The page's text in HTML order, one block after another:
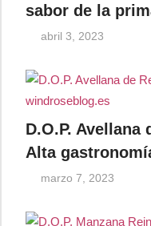
sabor de la
abril 3, 2023
D.O.P. Avellana
Alta
marzo 7, 2023